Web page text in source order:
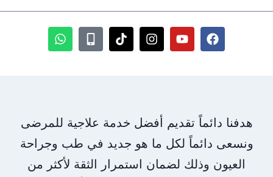
هدفنا دائماً تقديم أفضل خدمة علاجية للمرضى
ونسعى دائماً لكل ما هو جديد في طب وجراحة
العيون وذلك لضمان استمرار الثقة لأكثر من